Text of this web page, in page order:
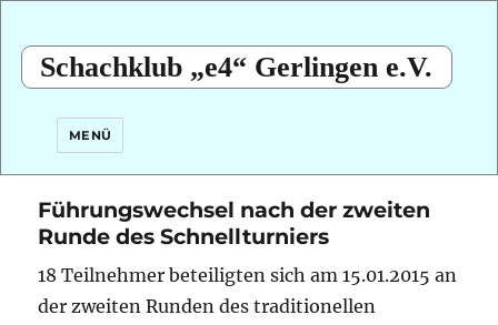
Schachklub „e4“ Gerlingen e.V.
MENÜ
Führungswechsel nach der zweiten
Runde des Schnellturniers
18 Teilnehmer beteiligten sich am 15.01.2015 an
der zweiten Runden des traditionellen